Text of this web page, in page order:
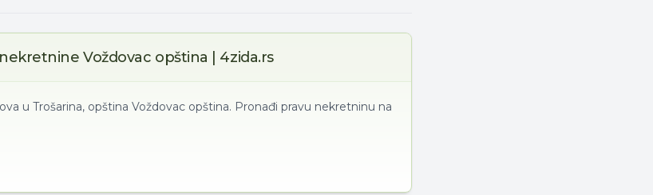
Voždovac opština | 4zida.rs
u Trošarina, opština Voždovac opština. Pronađi pravu nekretninu na